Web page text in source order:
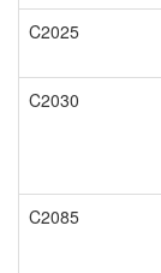
C2025
C2030
C2085